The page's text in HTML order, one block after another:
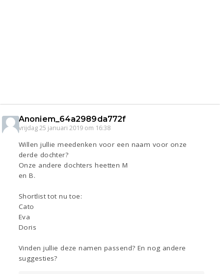
Anoniem_64a2989da772f
vrijdag 25 januari 2019 om 16:38
Willen jullie meedenken voor een naam voor onze
derde dochter?
Onze andere dochters heetten M
en B.
Shortlist tot nu toe:
Cato
Eva
Doris
Vinden jullie deze namen passend? En nog andere
suggesties?